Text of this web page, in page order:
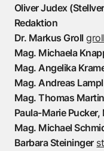
Oliver Judex
Redaktion
Dr. Markus Groll
Mag. Michaela
Mag. Angelika
Mag. Andreas Lampl
Mag. Thomas
Paula-Marie Pucker,
Mag. Michael
Barbara Steininger